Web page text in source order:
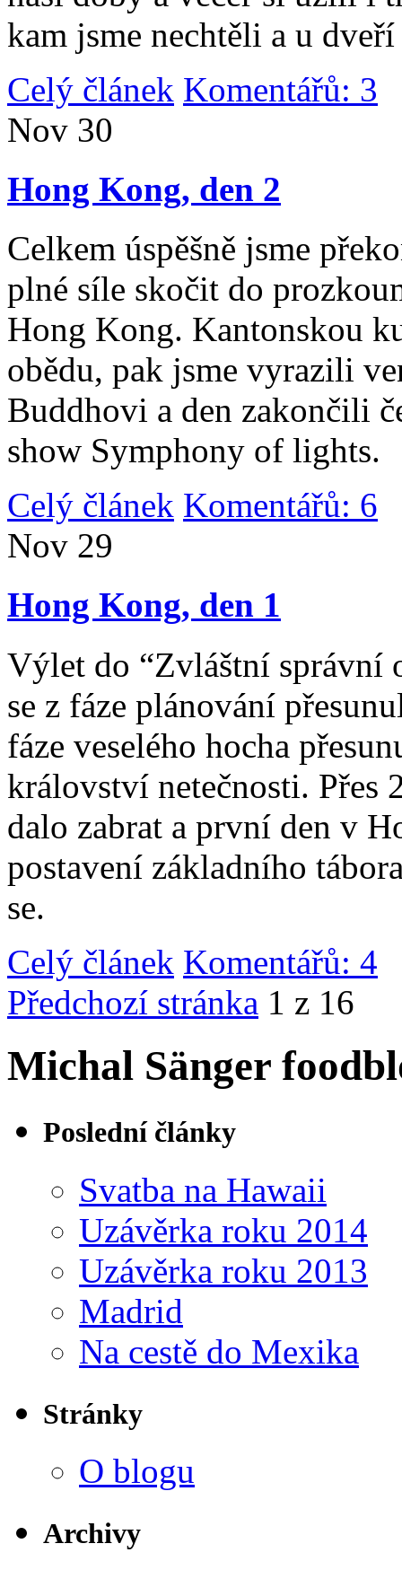
kam jsme nechtěli a u
Celý článek Komentářů: 3
Nov 30
Hong Kong, den 2
Celkem úspěšně jsme
plné síle skočit do
Hong Kong. Kantonskou
obědu, pak jsme vyrazili
Buddhovi a den zakončili
show Symphony of lights.
Celý článek Komentářů: 6
Nov 29
Hong Kong, den 1
Výlet do “Zvláštní správní
se z fáze plánování
fáze veselého hocha
království netečnosti. Přes
dalo zabrat a první den v
postavení základního
se.
Celý článek Komentářů: 4
Předchozí stránka 1 z 16
Michal Sänger
Poslední články
Svatba na Hawaii
Uzávěrka roku 2014
Uzávěrka roku 2013
Madrid
Na cestě do Mexika
Stránky
O blogu
Archivy